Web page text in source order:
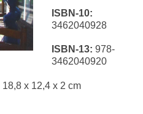
ISBN-10:
3462040928
ISBN-13: 978-
3462040920
18,8 x 12,4 x 2 cm